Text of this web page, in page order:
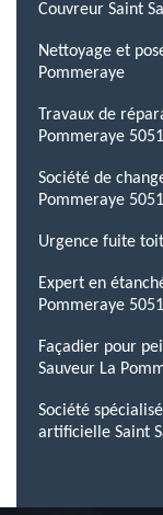
Couvreur Saint
Nettoyage et
Pommeraye
Travaux de
Pommeraye
Société de
Pommeraye
Urgence fuite
Expert en
Pommeraye
Façadier pour
Sauveur La
Société
artificielle Saint